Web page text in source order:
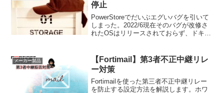
停止
PowerStoreでだいぶエグいバグを引いて
しまった。2022/6現在そのバグが改修さ
れたOSはリリースされておらず、ドキド
メーカー製品
【Fortimail】第3者不正中継リレ
ー対策
Fortimailを使った第三者不正中継リレー
を防止する設定方法を解説します。ホワ